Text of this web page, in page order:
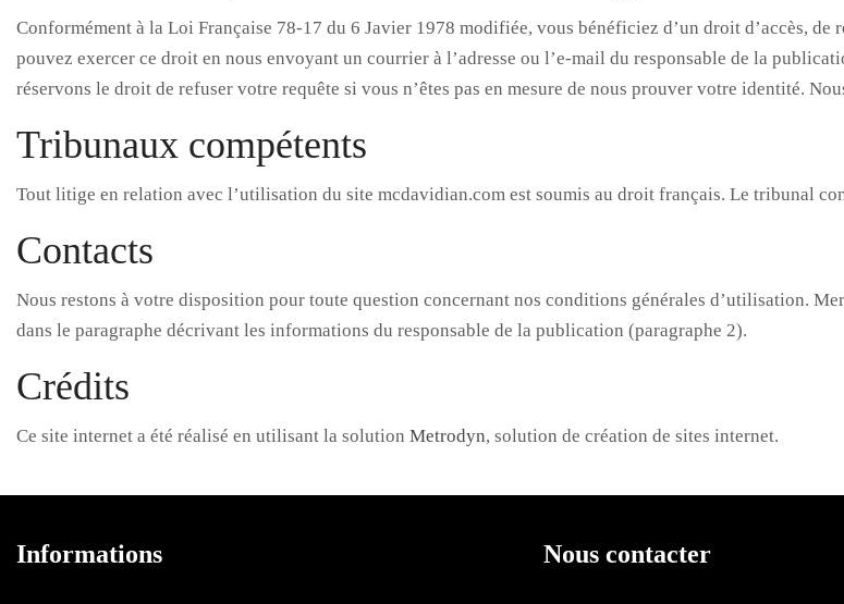
Conformément à la Loi Française 78-17 du 6 Javier 1978 modifiée, vous bénéficiez d’un droit d’accès,
pouvez exercer ce droit en nous envoyant un courrier à l’adresse ou l’e-mail du responsable de la
réservons le droit de refuser votre requête si vous n’êtes pas en mesure de nous prouver votre identité.
Tribunaux compétents
Tout litige en relation avec l’utilisation du site mcdavidian.com est soumis au droit français. Le tribunal
Contacts
Nous restons à votre disposition pour toute question concernant nos conditions générales d’utilisation.
dans le paragraphe décrivant les informations du responsable de la publication (paragraphe 2).
Crédits
Ce site internet a été réalisé en utilisant la solution Metrodyn, solution de création de sites internet.
Informations Nous contacter